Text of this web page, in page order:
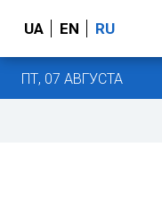
UA EN RU
ПТ, 07 АВГУСТА